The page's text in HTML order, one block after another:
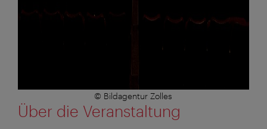
© Bildagentur Zolles
Über die Veranstaltung